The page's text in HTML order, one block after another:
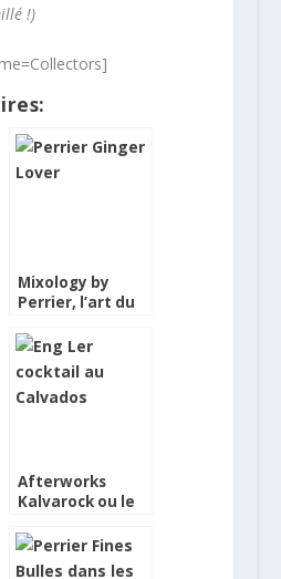
!)
Mixology by
Perrier, l’art du
Touch
Afterworks
Kalvarock ou le
cocktail